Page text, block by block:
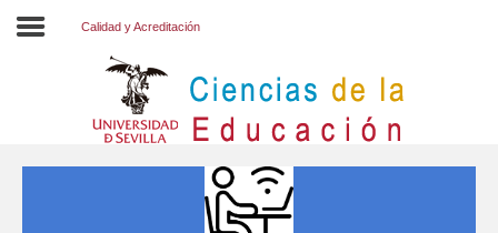
Calidad y Acreditación